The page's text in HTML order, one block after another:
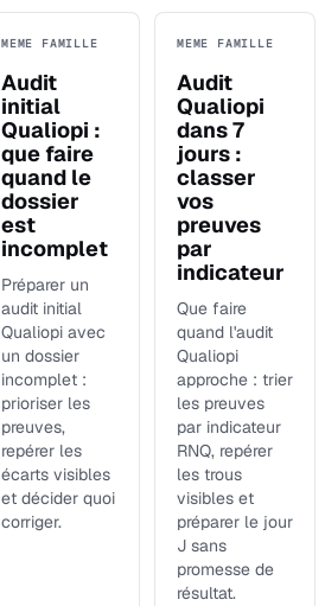
MEME FAMILLE
Audit
initial
Qualiopi :
que faire
quand le
dossier
est
incomplet
Préparer un
audit initial
Qualiopi avec
un dossier
incomplet :
prioriser les
preuves,
repérer les
écarts visibles
et décider quoi
corriger.
MEME FAMILLE
Audit
Qualiopi
dans 7
jours :
classer
vos
preuves
par
indicateur
Que faire
quand l'audit
Qualiopi
approche : trier
les preuves
par indicateur
RNQ, repérer
les trous
visibles et
préparer le jour
J sans
promesse de
résultat.